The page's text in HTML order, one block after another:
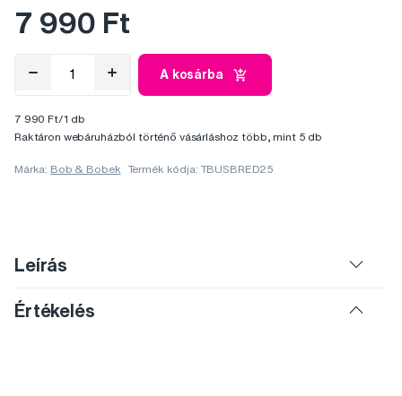
7 990 Ft
A kosárba
7 990 Ft/1 db
Raktáron webáruházból történő vásárláshoz több, mint 5 db
Márka: Bob & Bobek Termék kódja: TBUSBRED25
Leírás
Értékelés